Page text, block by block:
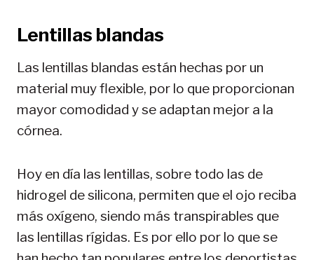
Lentillas blandas
Las lentillas blandas están hechas por un
material muy flexible, por lo que proporcionan
mayor comodidad y se adaptan mejor a la
córnea.
Hoy en día las lentillas, sobre todo las de
hidrogel de silicona, permiten que el ojo reciba
más oxígeno, siendo más transpirables que
las lentillas rígidas. Es por ello por lo que se